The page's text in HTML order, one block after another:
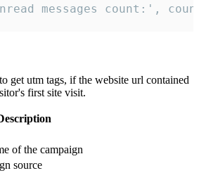
messages count:',
get utm tags, if the website url contained
first site visit.
of the campaign
source